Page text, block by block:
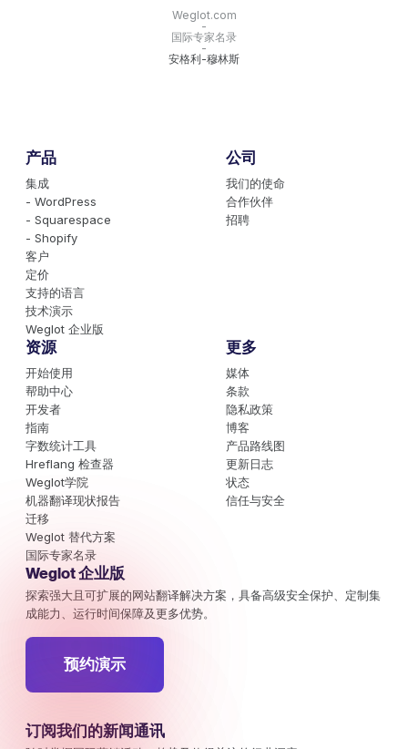
Weglot.com
-
国际专家名录
-
安格利-穆林斯
产品
集成
- WordPress
- Squarespace
- Shopify
客户
定价
支持的语言
技术演示
Weglot 企业版
公司
我们的使命
合作伙伴
招聘
资源
开始使用
帮助中心
开发者
指南
字数统计工具
Hreflang 检查器
Weglot学院
机器翻译现状报告
迁移
Weglot 替代方案
国际专家名录
更多
媒体
条款
隐私政策
博客
产品路线图
更新日志
状态
信任与安全
Weglot 企业版
探索强大且可扩展的网站翻译解决方案，具备高级安全保护、定制集
成能力、运行时间保障及更多优势。
预约演示
订阅我们的新闻通讯